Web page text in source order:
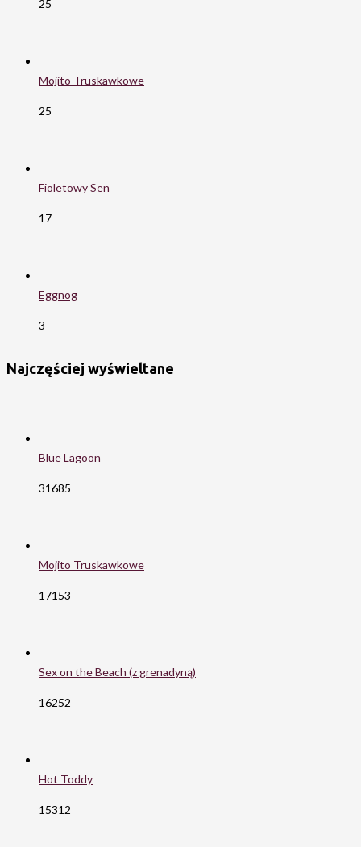
25
Mojito Truskawkowe
25
Fioletowy Sen
17
Eggnog
3
Najczęściej wyświeltane
Blue Lagoon
31685
Mojito Truskawkowe
17153
Sex on the Beach (z grenadyną)
16252
Hot Toddy
15312